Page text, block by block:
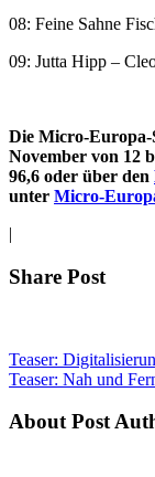
08: Feine Sahne
09: Jutta Hipp –
Die Micro-Europa-
November von 12
96,6 oder über den
unter Micro-
|
Share Post
Teaser:
Teaser: Nah und
About Post